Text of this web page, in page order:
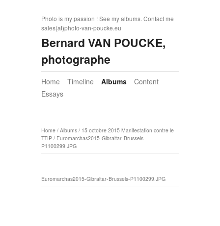
Photo is my passion ! See my albums. Contact me
sales(at)photo-van-poucke.eu
Bernard VAN POUCKE,
photographe
Home Timeline Albums
Content
Essays
Home / Albums / 15 octobre 2015 Manifestation contre le
TTIP / Euromarchas2015-Gibraltar-Brussels-
P1100299.JPG
Euromarchas2015-Gibraltar-Brussels-P1100299.JPG